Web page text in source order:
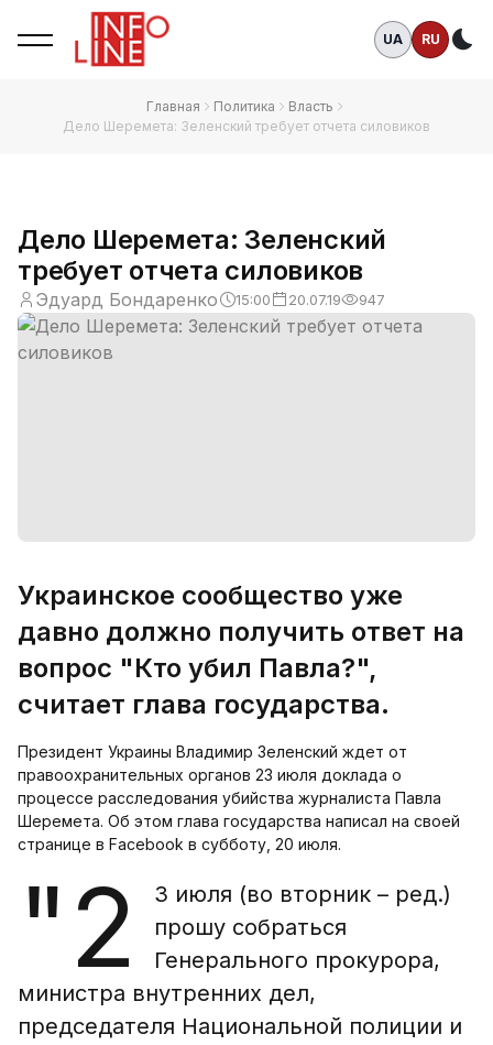
UA RU
Главная Политика
Власть
Дело Шеремета: Зеленский требует отчета силовиков
Дело Шеремета: Зеленский
требует отчета силовиков
Эдуард Бондаренко 15:00 20.07.19 947
Украинское сообщество уже
давно должно получить ответ на
вопрос "Кто убил Павла?",
считает глава государства.
Президент Украины Владимир Зеленский ждет от
правоохранительных органов 23 июля доклада о
процессе расследования убийства журналиста Павла
Шеремета. Об этом глава государства написал на своей
странице в Facebook в субботу, 20 июля.
"2
3 июля (во вторник – ред.)
прошу собраться
Генерального прокурора,
министра внутренних дел,
председателя Национальной полиции и